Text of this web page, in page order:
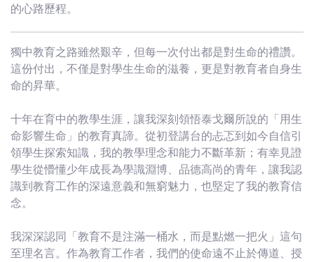
委
員
會
的心路歷程。
獨中教育之路雖然艱辛，但每一次付出都是對生命的禮讚。
這份付出，不僅是對學生生命的滋養，更是對教育者自身生
命的昇華。
十年在育中的教學生涯，讓我深刻領悟泰戈爾所說的「用生
命影響生命」的教育真諦。從初登講台的忐忑到如今自信引
領學生探索知識，我的教學理念和能力不斷革新；有幸見證
學生從懵懂少年成長為學識淵博、品德高尚的青年，讓我認
識到教育工作的深遠意義和無窮魅力，也堅定了我的教育信
念。
我深深認同「教育不是注滿一桶水，而是點燃一把火」這句
至理名言。作為教育工作者，我們的使命遠不止於傳道、授